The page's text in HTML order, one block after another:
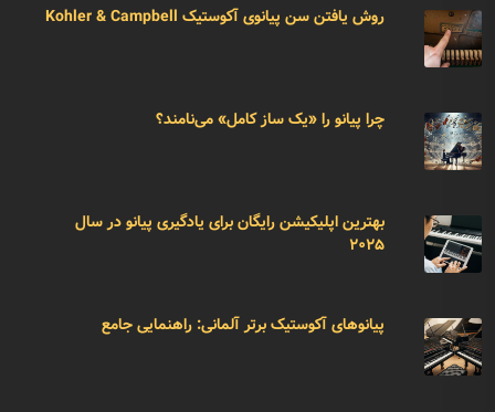
روش یافتن سن پیانوی آکوستیک Kohler & Campbell
چرا پیانو را «یک ساز کامل» می‌نامند؟
بهترین اپلیکیشن رایگان برای یادگیری پیانو در سال
۲۰۲۵
پیانوهای آکوستیک برتر آلمانی: راهنمایی جامع